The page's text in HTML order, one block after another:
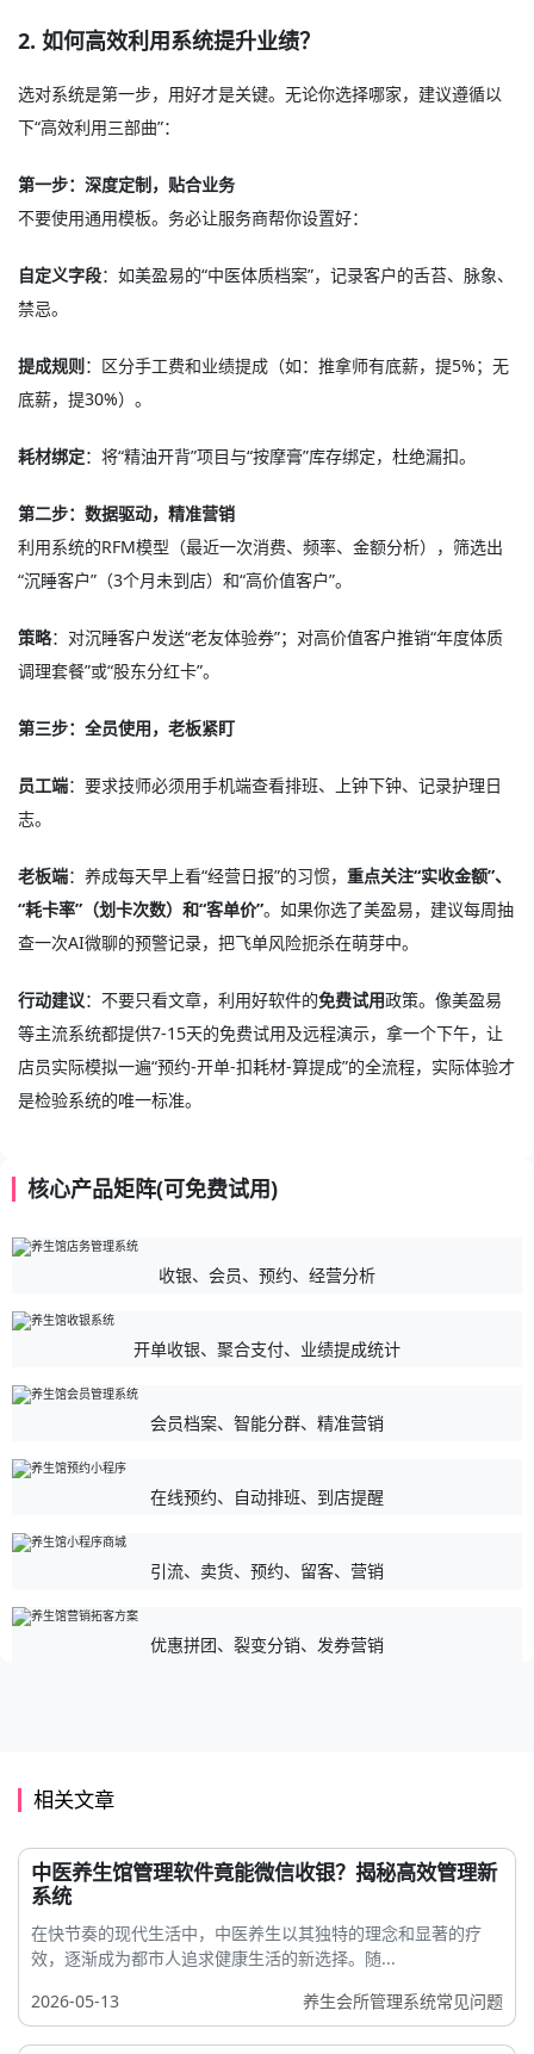
2. 如何高效利用系统提升业绩？
选对系统是第一步，用好才是关键。无论你选择哪家，建议遵循以
下“高效利用三部曲”：
第一步：深度定制，贴合业务
不要使用通用模板。务必让服务商帮你设置好：
自定义字段：如美盈易的“中医体质档案”，记录客户的舌苔、脉象、
禁忌。
提成规则：区分手工费和业绩提成（如：推拿师有底薪，提5%；无
底薪，提30%）。
耗材绑定：将“精油开背”项目与“按摩膏”库存绑定，杜绝漏扣。
第二步：数据驱动，精准营销
利用系统的RFM模型（最近一次消费、频率、金额分析），筛选出
“沉睡客户”（3个月未到店）和“高价值客户”。
策略：对沉睡客户发送“老友体验券”；对高价值客户推销“年度体质
调理套餐”或“股东分红卡”。
第三步：全员使用，老板紧盯
员工端：要求技师必须用手机端查看排班、上钟下钟、记录护理日
志。
老板端：养成每天早上看“经营日报”的习惯， 重点关注“实收金额”、
“耗卡率”（划卡次数）和“客单价”。如果你选了美盈易，建议每周抽
查一次AI微聊的预警记录，把飞单风险扼杀在萌芽中。
行动建议：不要只看文章，利用好软件的免费试用政策。像美盈易
等主流系统都提供7-15天的免费试用及远程演示，拿一个下午，让
店员实际模拟一遍“预约-开单-扣耗材-算提成”的全流程，实际体验才
是检验系统的唯一标准。
核心产品矩阵(可免费试用)
收银、会员、预约、经营分析
开单收银、聚合支付、业绩提成统计
会员档案、智能分群、精准营销
在线预约、自动排班、到店提醒
引流、卖货、预约、留客、营销
优惠拼团、裂变分销、发券营销
相关文章
中医养生馆管理软件竟能微信收银？揭秘高效管理新
系统
在快节奏的现代生活中，中医养生以其独特的理念和显著的疗
效，逐渐成为都市人追求健康生活的新选择。随...
2026-05-13
养生会所管理系统常见问题